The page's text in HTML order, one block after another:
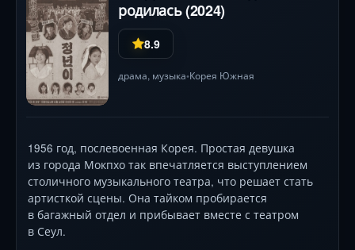
родилась (2024)
8.9
драма, музыка•Корея Южная
1956 год, послевоенная Корея. Простая девушка
из города Мокпхо так впечатляется выступлением
столичного музыкального театра, что решает стать
артисткой сцены. Она тайком пробирается
в багажный отдел и прибывает вместе с театром
в Сеул.